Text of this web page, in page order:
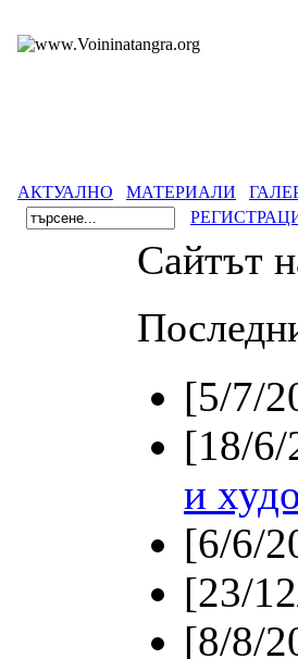
АКТУАЛНО МАТЕРИАЛИ
Сайтът
[5/7/
[18/6/
и
[6/6/
[23/
[8/8/